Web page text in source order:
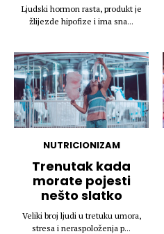
Ljudski hormon rasta, produkt je
žlijezde hipofize i ima sna...
NUTRICIONIZAM
Trenutak kada
morate pojesti
nešto slatko
Veliki broj ljudi u tretuku umora,
stresa i neraspoloženja p...